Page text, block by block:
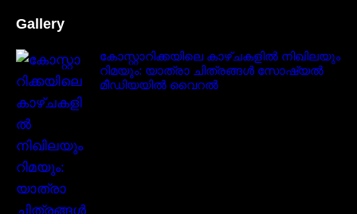
Gallery
കോസ്റ്റാറിക്കയിലെ കാഴ്ചകളിൽ നിഖിലയും
റിമയും: യാത്രാ ചിത്രങ്ങൾ സോഷ്യൽ
മീഡിയയിൽ വൈറൽ